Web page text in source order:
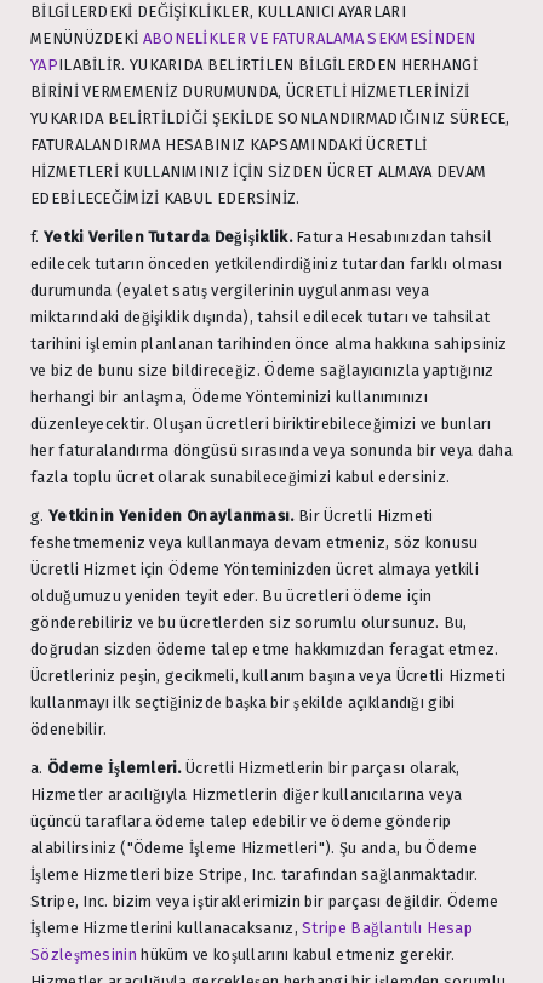
BİLGİLERDEKİ DEĞİŞİKLİKLER, KULLANICI AYARLARI
MENÜNÜZDEKİ ABONELİKLER VE FATURALAMA SEKMESİNDEN
YAPILABİLİR. YUKARIDA BELİRTİLEN BİLGİLERDEN HERHANGİ
BİRİNİ VERMEMENİZ DURUMUNDA, ÜCRETLİ HİZMETLERİNİZİ
YUKARIDA BELİRTİLDİĞİ ŞEKİLDE SONLANDIRMADIĞINIZ SÜRECE,
FATURALANDIRMA HESABINIZ KAPSAMINDAKİ ÜCRETLİ
HİZMETLERİ KULLANIMINIZ İÇİN SİZDEN ÜCRET ALMAYA DEVAM
EDEBİLECEĞİMİZİ KABUL EDERSİNİZ.
f. Yetki Verilen Tutarda Değişiklik.Fatura Hesabınızdan tahsil
edilecek tutarın önceden yetkilendirdiğiniz tutardan farklı olması
durumunda (eyalet satış vergilerinin uygulanması veya
miktarındaki değişiklik dışında), tahsil edilecek tutarı ve tahsilat
tarihini işlemin planlanan tarihinden önce alma hakkına sahipsiniz
ve biz de bunu size bildireceğiz. Ödeme sağlayıcınızla yaptığınız
herhangi bir anlaşma, Ödeme Yönteminizi kullanımınızı
düzenleyecektir. Oluşan ücretleri biriktirebileceğimizi ve bunları
her faturalandırma döngüsü sırasında veya sonunda bir veya daha
fazla toplu ücret olarak sunabileceğimizi kabul edersiniz.
g. Yetkinin Yeniden Onaylanması.Bir Ücretli Hizmeti
feshetmemeniz veya kullanmaya devam etmeniz, söz konusu
Ücretli Hizmet için Ödeme Yönteminizden ücret almaya yetkili
olduğumuzu yeniden teyit eder. Bu ücretleri ödeme için
gönderebiliriz ve bu ücretlerden siz sorumlu olursunuz. Bu,
doğrudan sizden ödeme talep etme hakkımızdan feragat etmez.
Ücretleriniz peşin, gecikmeli, kullanım başına veya Ücretli Hizmeti
kullanmayı ilk seçtiğinizde başka bir şekilde açıklandığı gibi
ödenebilir.
a. Ödeme İşlemleri.Ücretli Hizmetlerin bir parçası olarak,
Hizmetler aracılığıyla Hizmetlerin diğer kullanıcılarına veya
üçüncü taraflara ödeme talep edebilir ve ödeme gönderip
alabilirsiniz ("Ödeme İşleme Hizmetleri"). Şu anda, bu Ödeme
İşleme Hizmetleri bize Stripe, Inc. tarafından sağlanmaktadır.
Stripe, Inc. bizim veya iştiraklerimizin bir parçası değildir. Ödeme
İşleme Hizmetlerini kullanacaksanız,Stripe Bağlantılı Hesap
Sözleşmesinin hüküm ve koşullarını kabul etmeniz gerekir.